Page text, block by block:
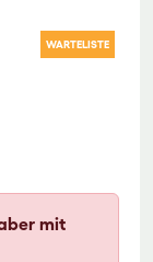
WARTELISTE
mit